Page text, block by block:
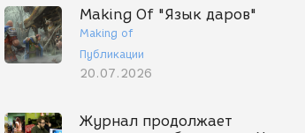
Making Of "Язык даров"
Making of
Публикации
20.07.2026
Журнал продолжает